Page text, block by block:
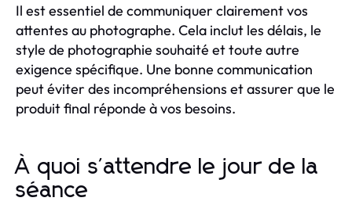
Il est essentiel de communiquer clairement vos
attentes au photographe. Cela inclut les délais, le
style de photographie souhaité et toute autre
exigence spécifique. Une bonne communication
peut éviter des incompréhensions et assurer que le
produit final réponde à vos besoins.
À quoi s'attendre le jour de la
séance